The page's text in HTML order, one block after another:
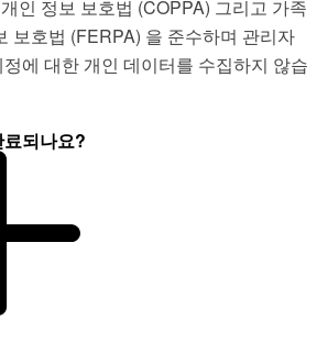
인 정보 보호법 (COPPA) 그리고 가족
보호법 (FERPA) 을 준수하며 관리자
에 대한 개인 데이터를 수집하지 않습
되나요?